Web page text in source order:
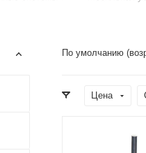
По умолчанию
Цена